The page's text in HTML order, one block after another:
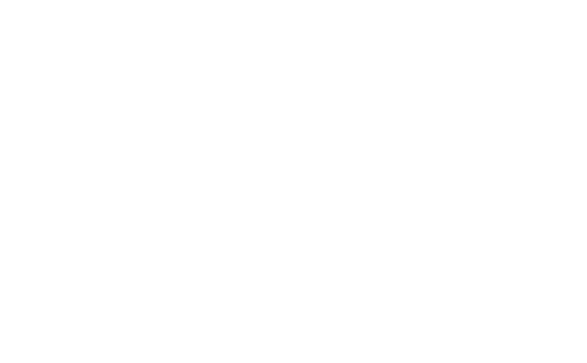
ーザーです
実績があります
あります
送日数内に発送してい